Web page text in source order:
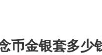
币金银套多少